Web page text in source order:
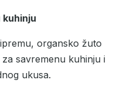
organsko žuto
savremenu kuhinju i
ukusa.